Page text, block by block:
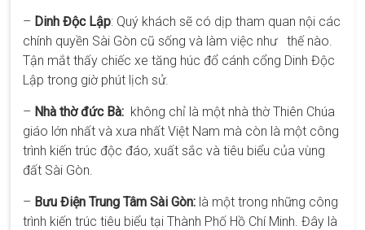
– Dinh Độc Lập: Quý khách sẽ có dịp tham quan nội các
chính quyền Sài Gòn cũ sống và làm việc nh­ư thế nào.
Tận mắt thấy chiếc xe tăng húc đổ cánh cổng Dinh Độc
Lập trong giờ phút lịch sử.
– Nhà thờ đức Bà: không chỉ là một nhà thờ Thiên Chúa
giáo lớn nhất và xưa nhất Việt Nam mà còn là một công
trình kiến trúc độc đáo, xuất sắc và tiêu biểu của vùng
đất Sài Gòn.
– Bưu Điện Trung Tâm Sài Gòn: là một trong những công
trình kiến trúc tiêu biểu tại Thành Phố Hồ Chí Minh. Đây là